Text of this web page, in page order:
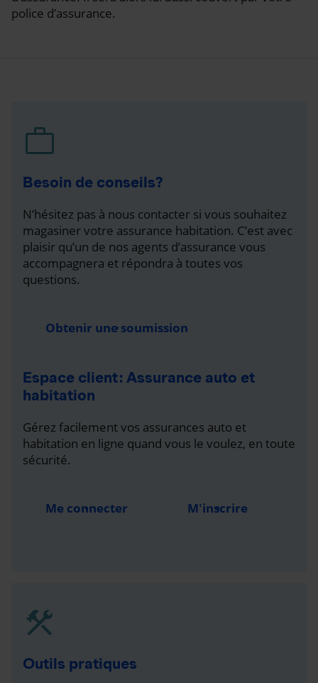
police d’assurance.
Besoin de conseils?
N’hésitez pas à nous contacter si vous souhaitez
magasiner votre assurance habitation. C’est avec
plaisir qu’un de nos agents d’assurance vous
accompagnera et répondra à toutes vos
questions.
Obtenir une soumission
Espace client : Assurance auto et
habitation
Gérez facilement vos assurances auto et
habitation en ligne quand vous le voulez, en toute
sécurité.
Me connecter M'inscrire
Outils pratiques